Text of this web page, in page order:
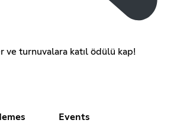
ve turnuvalara katıl ödülü kap!
Events